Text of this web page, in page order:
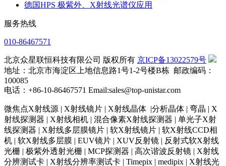
德国HPS 极紫外、X射线光谱仪应用
服务热线
010-86467571
北京众星联恒科技有限公司 版权所有 京ICP备13022579号
地址：北京市海淀区上地信息路1号1-2号楼B栋 邮政编码：
100085
电话：+86-10-86467571 Email:sales@top-unistar.com
微焦点X射线源 | X射线镜片 | X射线晶体 |分析晶体 | 弯晶 | X
射线探测器 | X射线相机 | 混合像素X射线探测器 | 单光子X射
线探测器 | X射线多层膜镜片 | 软X射线镜片 | 软X射线CCD相
机 | 软X射线多层膜 | EUV镜片 | XUV反射镜 | 反射式软X射线
光栅 | 极紫外透射光栅 | MCP探测器 | 高次谐波反射镜 | X射线
分辨测试卡 | X射线分辨率测试卡 | Timepix | medipix | X射线光